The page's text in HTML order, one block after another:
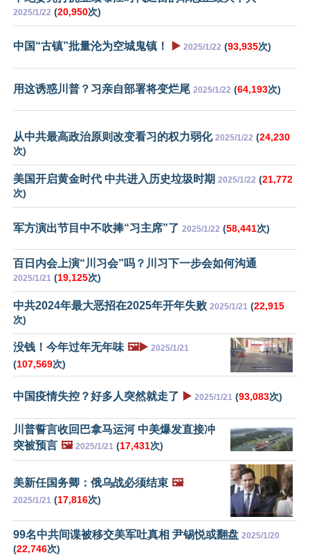
2025/1/22 (20,950次)
中国“古镇”批量沦为空城鬼镇！ ▶️ 2025/1/22 (93,935次)
用这诱惑川普？习亲自部署将变烂尾 2025/1/22 (64,193次)
从中共最高政治原则改变看习的权力弱化 2025/1/22 (24,230
次)
美国开启黄金时代 中共进入历史垃圾时期 2025/1/22 (21,772
次)
军方演出节目中不吹捧“习主席”了 2025/1/22 (58,441次)
百日内会上演“川习会”吗？川习下一步会如何沟通
2025/1/21 (19,125次)
中共2024年最大恶招在2025年开年失败 2025/1/21 (22,915
次)
没钱！今年过年无年味 🖼️▶️ 2025/1/21
(107,569次)
中国疫情失控？好多人突然就走了 ▶️ 2025/1/21 (93,083次)
川普誓言收回巴拿马运河 中美爆发直接冲
突被预言 🖼️ 2025/1/21 (17,431次)
美新任国务卿：俄乌战必须结束 🖼️
2025/1/21 (17,816次)
99名中共间谍被移交美军吐真相 尹锡悦或翻盘 2025/1/20
(22,746次)